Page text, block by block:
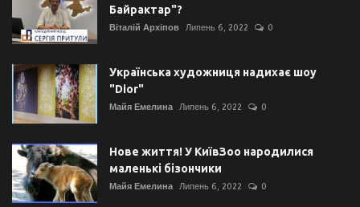
Байрактар"?
Віталій Архіпов Липень 6, 2022 0
Українська художниця надихає шоу
"Dior"
Майя Емелина Липень 6, 2022 0
Нове життя! У КиївЗоо народилися
маленькі бізончики
Майя Емелина Липень 6, 2022 0